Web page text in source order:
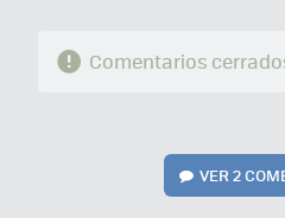
Comentarios
VER2